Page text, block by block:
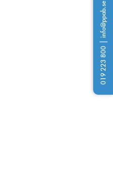
019 223 800
|
info@ppab.se